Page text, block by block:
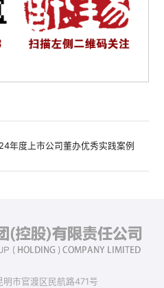
年度上市公司董办优秀实践案例
市官渡区民航路471号